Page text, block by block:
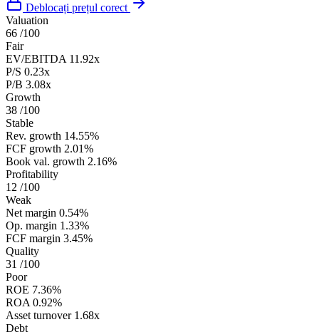
Deblocați prețul corect
Valuation
66 /100
Fair
EV/EBITDA 11.92x
P/S 0.23x
P/B 3.08x
Growth
38 /100
Stable
Rev. growth 14.55%
FCF growth 2.01%
Book val. growth 2.16%
Profitability
12 /100
Weak
Net margin 0.54%
Op. margin 1.33%
FCF margin 3.45%
Quality
31 /100
Poor
ROE 7.36%
ROA 0.92%
Asset turnover 1.68x
Debt